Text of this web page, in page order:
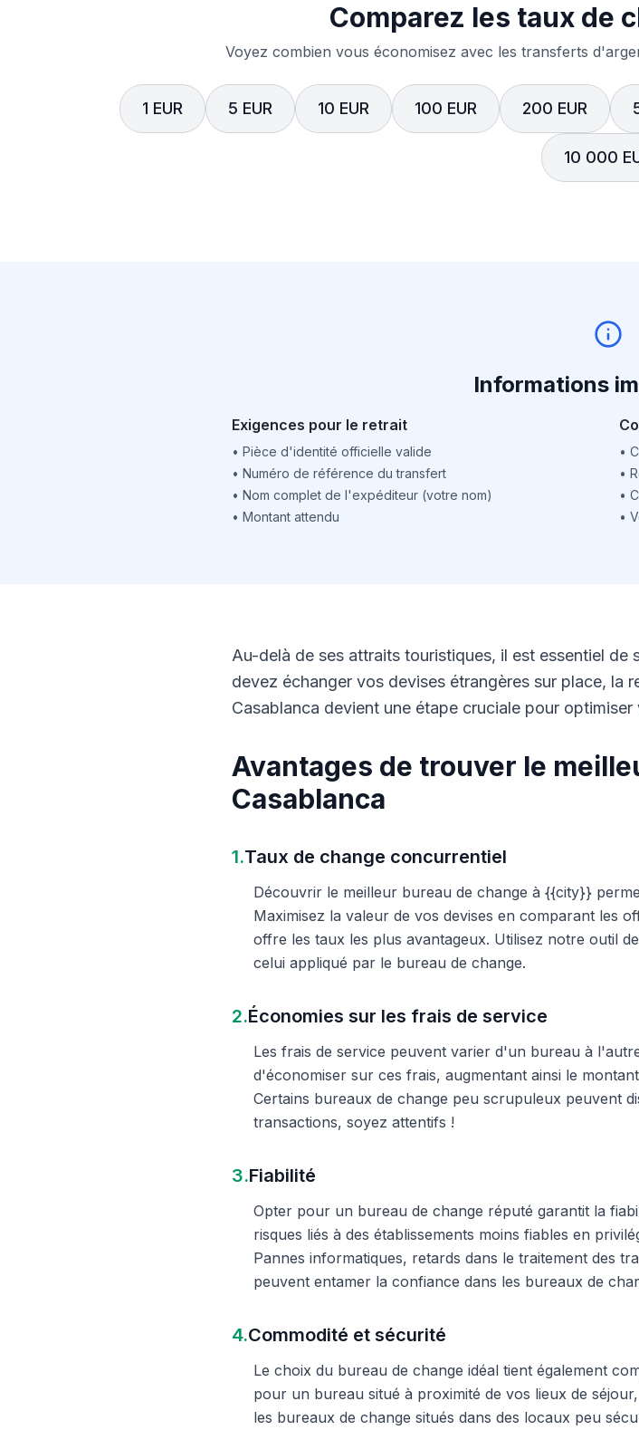
Comparez les taux de
Voyez combien vous économisez avec les transferts
1 EUR 5 EUR 10 EUR 100 EUR 200 EUR
10 000
Informations
Exigences pour le retrait
• Pièce d'identité officielle valide
• Numéro de référence du transfert
• Nom complet de l'expéditeur (votre nom)
• Montant attendu
•
•
•
•
Au-delà de ses attraits touristiques, il est essentiel de
devez échanger vos devises étrangères sur place, la
Casablanca devient une étape cruciale pour
Avantages de trouver le
Casablanca
1.Taux de change concurrentiel
Découvrir le meilleur bureau de change à {{city}}
Maximisez la valeur de vos devises en comparant les
offre les taux les plus avantageux. Utilisez notre outil
celui appliqué par le bureau de change.
2.Économies sur les frais de service
Les frais de service peuvent varier d'un bureau à
d'économiser sur ces frais, augmentant ainsi le
Certains bureaux de change peu scrupuleux peuvent
transactions, soyez attentifs !
3.Fiabilité
Opter pour un bureau de change réputé garantit la
risques liés à des établissements moins fiables en
Pannes informatiques, retards dans le traitement des
peuvent entamer la confiance dans les bureaux de
4.Commodité et sécurité
Le choix du bureau de change idéal tient également
pour un bureau situé à proximité de vos lieux de
les bureaux de change situés dans des locaux peu